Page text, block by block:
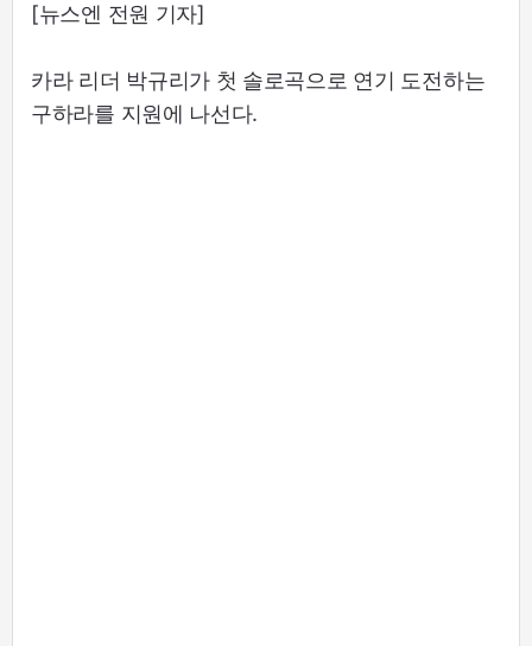
[뉴스엔 전원 기자]
카라 리더 박규리가 첫 솔로곡으로 연기 도전하는
구하라를 지원에 나선다.